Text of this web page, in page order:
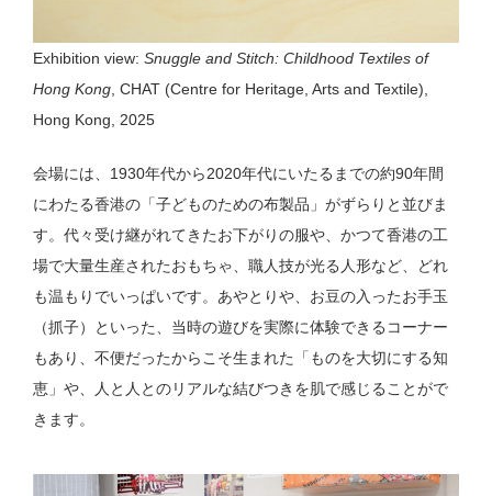
Exhibition view:Snuggle and Stitch: Childhood Textiles of
Hong Kong, CHAT (Centre for Heritage, Arts and Textile),
Hong Kong, 2025
会場には、1930年代から2020年代にいたるまでの約90年間
にわたる香港の「子どものための布製品」がずらりと並びま
す。代々受け継がれてきたお下がりの服や、かつて香港の工
場で大量生産されたおもちゃ、職人技が光る人形など、どれ
も温もりでいっぱいです。あやとりや、お豆の入ったお手玉
（抓子）といった、当時の遊びを実際に体験できるコーナー
もあり、不便だったからこそ生まれた「ものを大切にする知
恵」や、人と人とのリアルな結びつきを肌で感じることがで
きます。